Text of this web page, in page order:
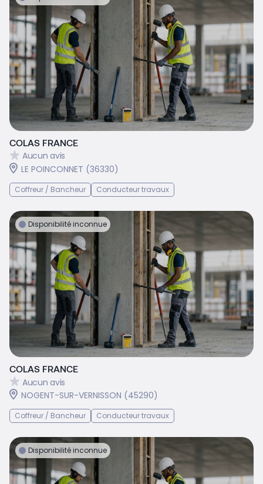
COLAS FRANCE
Aucun avis
LE POINCONNET (36330)
Coffreur / Bancheur Conducteur travaux
Disponibilité inconnue
COLAS FRANCE
Aucun avis
NOGENT-SUR-VERNISSON (45290)
Coffreur / Bancheur Conducteur travaux
Disponibilité inconnue